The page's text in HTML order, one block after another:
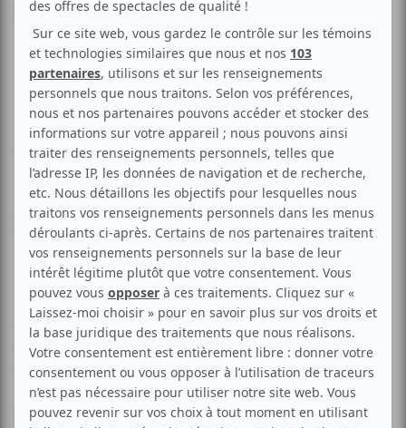
Musique Québécoise Folk Blues
Dame Festive
Dame Festive 2026
Aucune offre promotionnelle
disponible
Soyez les premiers avisés dès qu'il y aura une offre promo
pour Dame Festive 2026:INSCRIVEZ-VOUS
Dame Festive est de retour pour une 3e édition sur la rue
Notre-Dame de l’arrondissement de Lachine. Le festival,
entièrement gratuit se déroulera les 30 et 31 mai 2026 et
accueillera des artistes tels que P’tit Belliveau, Caracol ou
encore Alice Bro.
P'tit Belliveau Caracol Alice Bro